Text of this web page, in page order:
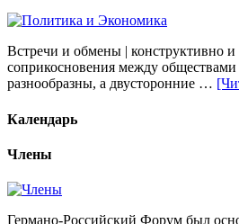
Встречи и обмены | конструктивно и
соприкосновения между
разнообразны, а двусторонние …
Календарь
Члены
Германо-Российский Форум был